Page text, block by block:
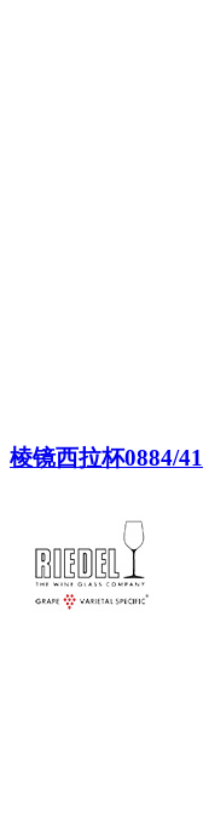
棱镜西拉杯0884/41